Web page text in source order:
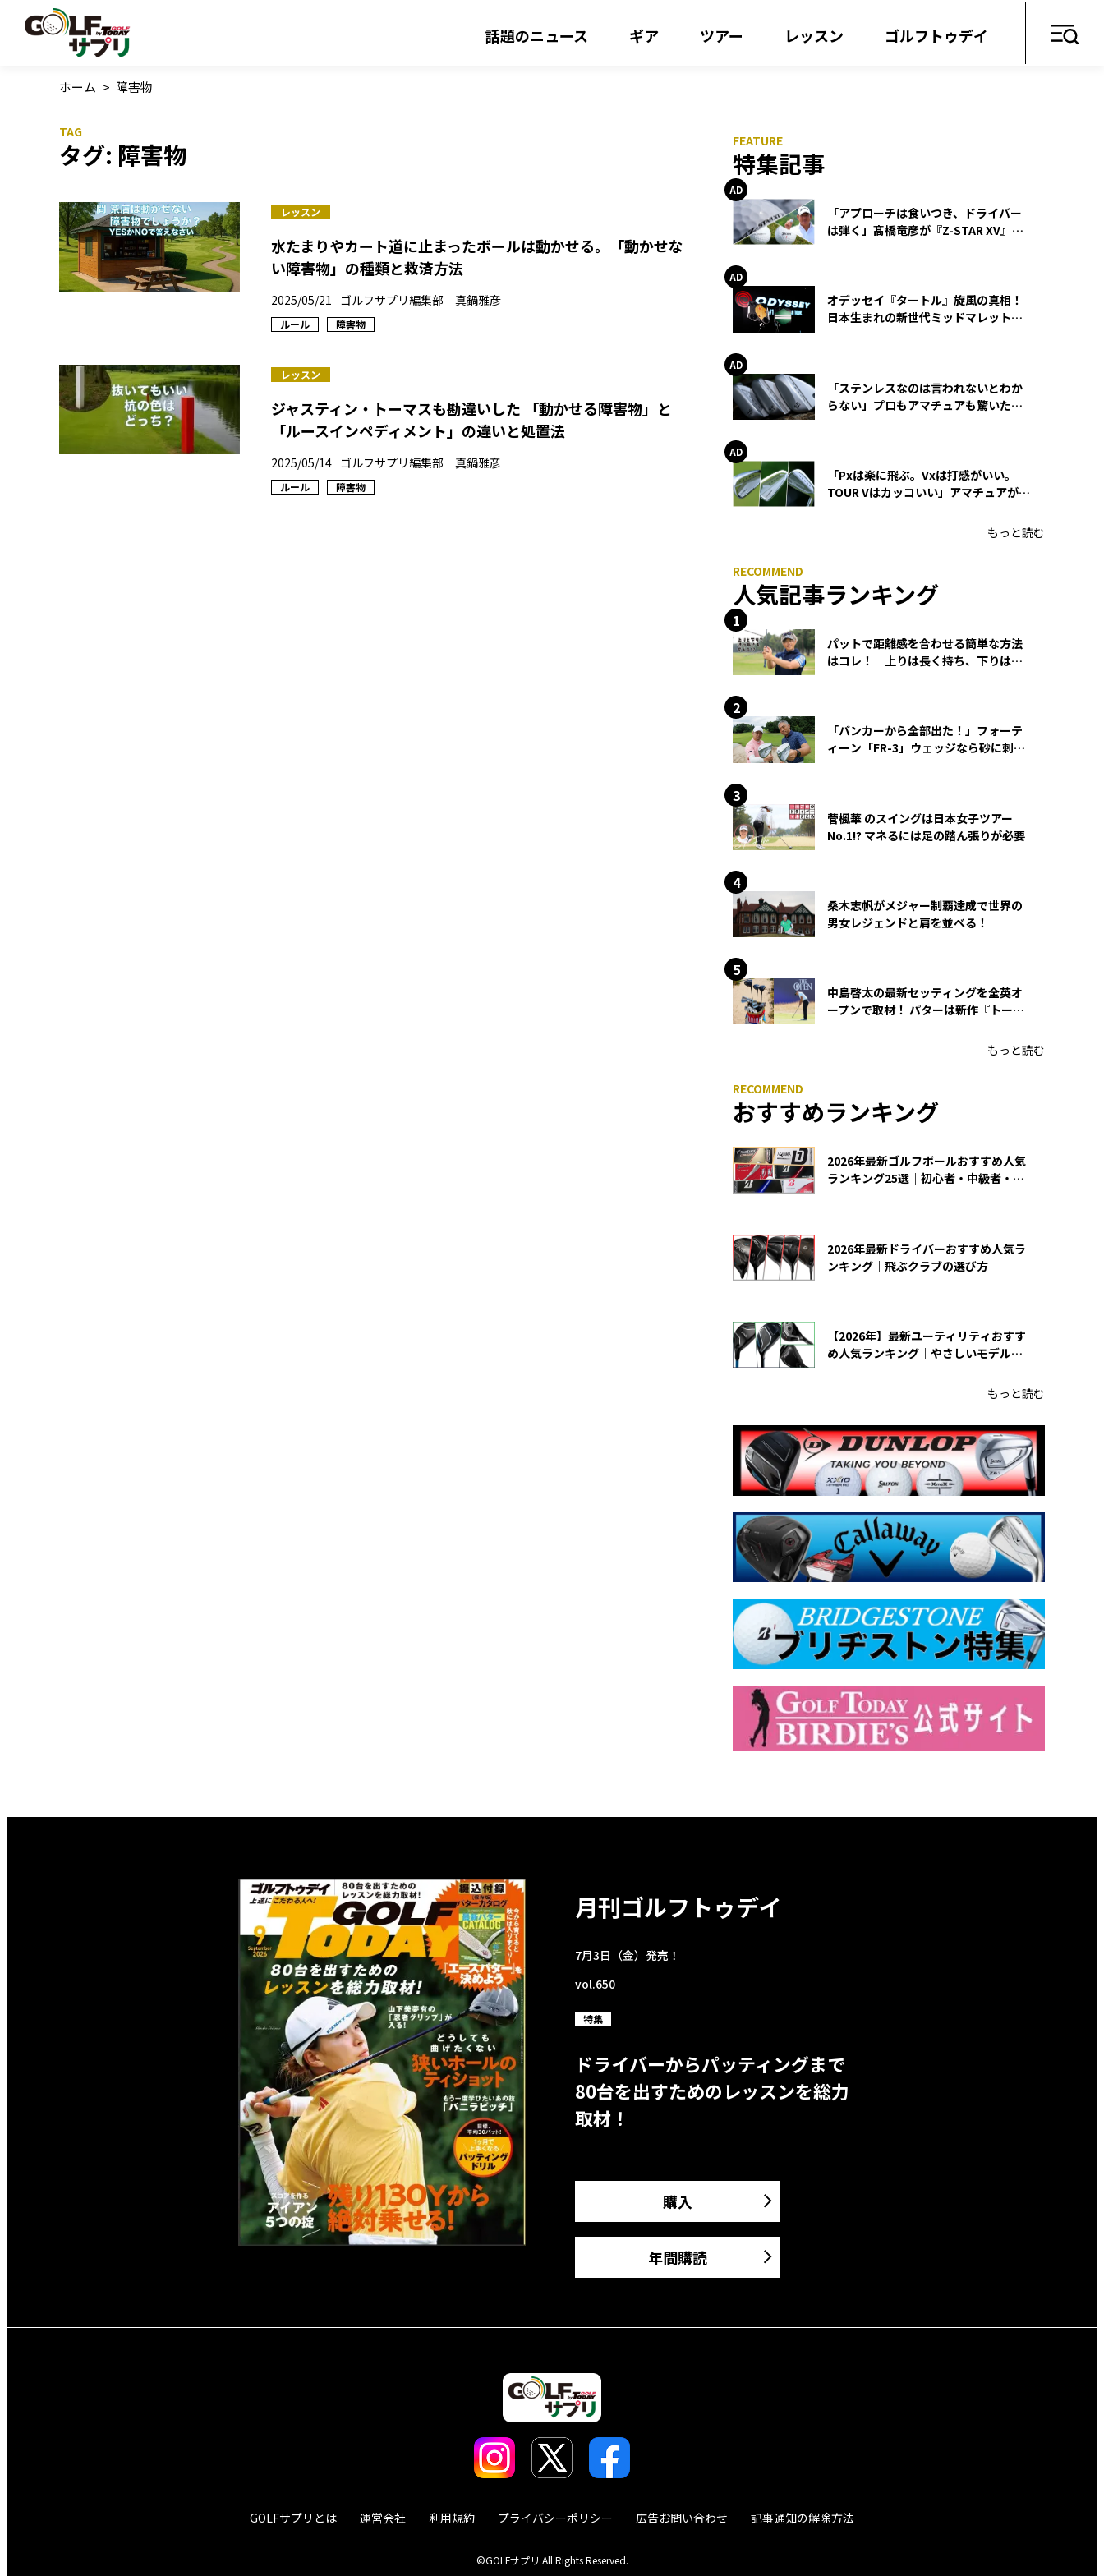
話題のニュース ギア ツアー レッスン ゴルフトゥデイ
ホーム > 障害物
タグ: 障害物
レッスン
水たまりやカート道に止まったボールは動かせる。「動かせな
い障害物」の種類と救済方法
2025/05/21 ゴルフサプリ編集部 真鍋雅彦
ルール 障害物
レッスン
ジャスティン・トーマスも勘違いした 「動かせる障害物」と
「ルースインペディメント」の違いと処置法
2025/05/14 ゴルフサプリ編集部 真鍋雅彦
ルール 障害物
特集記事
「アプローチは食いつき、ドライバー
は弾く」髙橋竜彦が『Z-STAR XV』を
オデッセイ『タートル』旋風の真相！
日本生まれの新世代ミッドマレットが
「ステンレスなのは言われないとわか
らない」プロもアマチュアも驚いた
「Pxは楽に飛ぶ。Vxは打感がいい。
TOUR Vはカッコいい」アマチュアが選
もっと読む
人気記事ランキング
パットで距離感を合わせる簡単な方法
はコレ！ 上りは長く持ち、下りは短
「バンカーから全部出た！」フォーテ
ィーン「FR-3」ウェッジなら砂に刺さ
菅楓華 のスイングは日本女子ツアー
No.1!? マネるには足の踏ん張りが必要
桑木志帆がメジャー制覇達成で世界の
男女レジェンドと肩を並べる！
中島啓太の最新セッティングを全英オ
ープンで取材！ パターは新作『トーチ
もっと読む
おすすめランキング
2026年最新ゴルフボールおすすめ人気
ランキング25選｜初心者・中級者・上
2026年最新ドライバーおすすめ人気ラ
ンキング｜飛ぶクラブの選び方
【2026年】最新ユーティリティおすす
め人気ランキング｜やさしいモデルの
もっと読む
月刊ゴルフトゥデイ
7月3日（金）発売！
vol.650
特集
ドライバーからパッティングまで
80台を出すためのレッスンを総力
取材！
購入
年間購読
GOLFサプリとは 運営会社 利用規約 プライバシーポリシー 広告お問い合わせ 記事通知の解除方法
©GOLFサプリ All Rights Reserved.